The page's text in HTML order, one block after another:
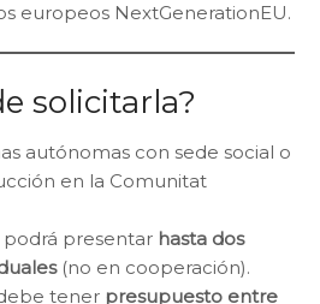
europeos NextGenerationEU.
solicitarla?
autónomas con sede social o
en la Comunitat
podrá presentar hasta dos
(no en cooperación).
tener presupuesto entre